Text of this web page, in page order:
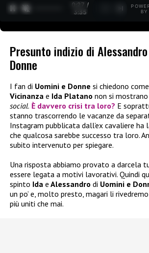
0:28 /
3:35
BY
Presunto indizio di
Donne
I fan di Uomini e Donne si chiedono
Vicinanza e Ida Platano non si mostrano
social. È davvero crisi tra loro? E
stanno trascorrendo le vacanze da
Instagram pubblicata dall’ex cavaliere ha
che qualcosa sarebbe successo tra loro.
subito intervenuto per spiegare.
Una risposta abbiamo provato a darcela
essere legata a motivi lavorativi. Quindi
spinto Ida e Alessandro di Uomini e
un po’ e, molto presto, magari li
più uniti che mai.